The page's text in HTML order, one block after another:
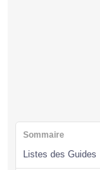
Sommaire
Listes des Guides